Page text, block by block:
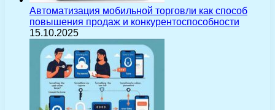
Автоматизация мобильной торговли как способ
повышения продаж и конкурентоспособности
15.10.2025